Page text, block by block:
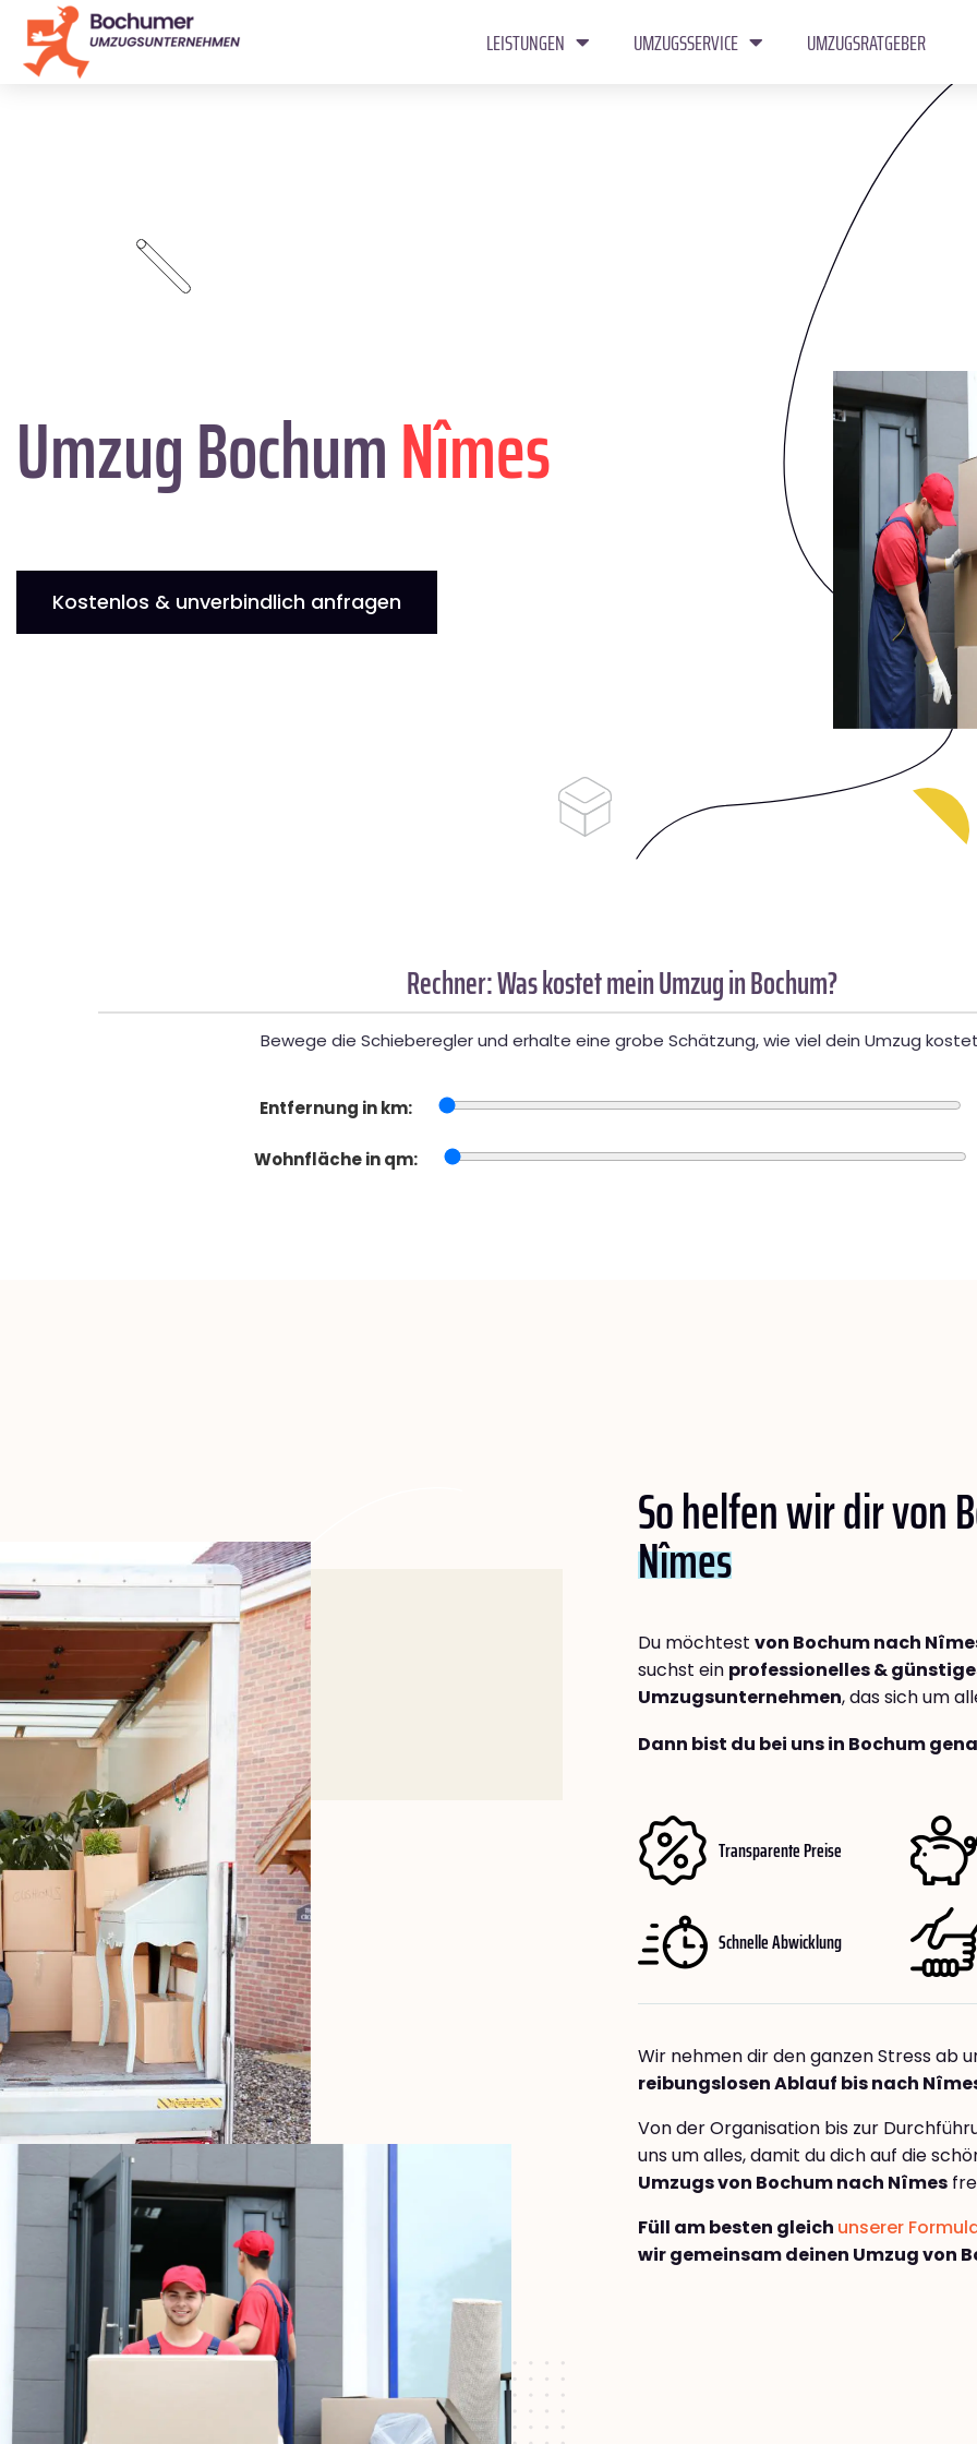
LEISTUNGEN UMZUGSSERVICE UMZUGSRATGEBER
Umzug BochumNîmes
Kostenlos & unverbindlich anfragen
Rechner: Was kostet mein Umzug in Bochum?
Bewege die Schieberegler und erhalte eine grobe Schätzung, wie viel dein Umzug
Entfernung in km:
Wohnfläche in qm:
So helfen wir dir von
Nîmes
Du möchtest von Bochum nach
suchst ein professionelles &
Umzugsunternehmen, das sich um
Dann bist du bei uns in Bochum
Transparente Preise
Schnelle Abwicklung
Wir nehmen dir den ganzen Stress ab
reibungslosen Ablauf bis nach
Von der Organisation bis zur
uns um alles, damit du dich auf die
Umzugs von Bochum nach Nîmes
Füll am besten gleich unserer
wir gemeinsam deinen Umzug von